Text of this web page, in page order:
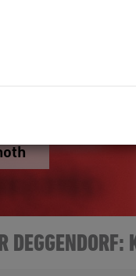
DEGGENDORF: